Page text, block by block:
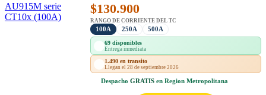
$130.900
RANGO DE CORRIENTE DEL TC
100A 250A 500A
69 disponibles
Entrega inmediata
1.490 en transito
Llegan el 28 de septiembre 2026
Despacho GRATIS en Region Metropolitana